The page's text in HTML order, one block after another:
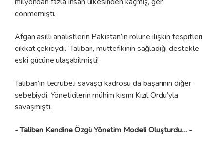
dönmemişti.
Afgan asıllı analistlerin Pakistan’ın rolüne ilişkin tespitleri
dikkat çekiciydi. ‘Taliban, müttefikinin sağladığı destekle
eski gücüne ulaşabilmişti!
Taliban’ın tecrübeli savaşçı kadrosu da başarının diğer
sebebiydi. Yöneticilerin mühim kısmı Kızıl Ordu’yla
savaşmıştı.
- Taliban Kendine Özgü Yönetim Modeli Oluşturdu… -